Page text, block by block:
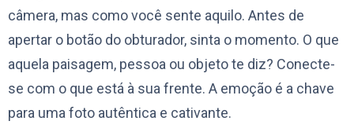
câmera, mas como você sente aquilo. Antes de
apertar o botão do obturador, sinta o momento. O que
aquela paisagem, pessoa ou objeto te diz? Conecte-
se com o que está à sua frente. A emoção é a chave
para uma foto autêntica e cativante.